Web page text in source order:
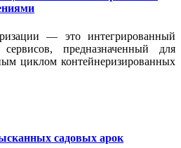
— это интегрированный
предназначенный для
циклом контейнеризированных
садовых арок